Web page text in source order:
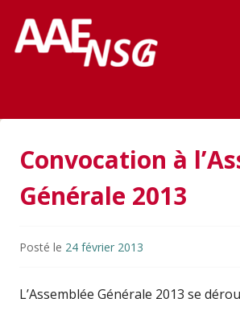
AAE-ENSG
Convocation à
Générale 2013
Posté le 24 février 2013
L’Assemblée Générale 2013 se